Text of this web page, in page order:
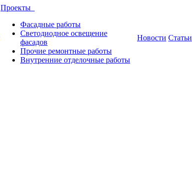
Проекты
Фасадные работы
Светодиодное освещение
фасадов
Прочие ремонтные работы
Внутренние отделочные работы
Новости Статьи